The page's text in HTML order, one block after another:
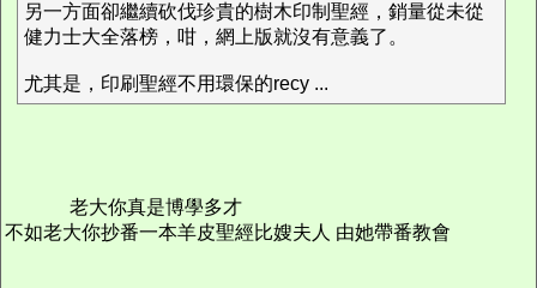
另一方面卻繼續砍伐珍貴的樹木印制聖經，銷量從未從
健力士大全落榜，咁，網上版就沒有意義了。
尤其是，印刷聖經不用環保的recy ...
老大你真是博學多才
不如老大你抄番一本羊皮聖經比嫂夫人 由她帶番教會